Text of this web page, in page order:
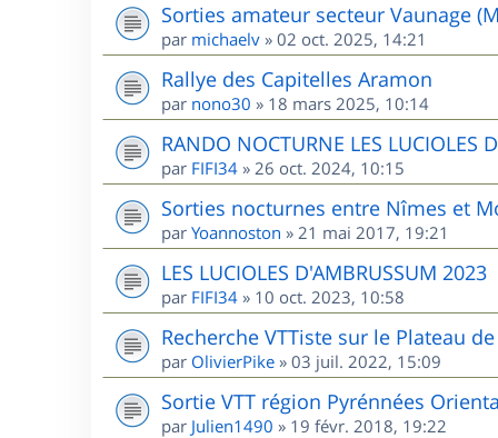
Sorties amateur secteur Vaunage
par michaelv » 02 oct. 2025, 14:21
Rallye des Capitelles Aramon
par nono30 » 18 mars 2025, 10:14
RANDO NOCTURNE LES LUCIOLES
par FIFI34 » 26 oct. 2024, 10:15
Sorties nocturnes entre Nîmes et
par Yoannoston » 21 mai 2017, 19:21
LES LUCIOLES D'AMBRUSSUM 2023
par FIFI34 » 10 oct. 2023, 10:58
Recherche VTTiste sur le Plateau
par OlivierPike » 03 juil. 2022, 15:09
Sortie VTT région Pyrénnées
par Julien1490 » 19 févr. 2018, 19:22